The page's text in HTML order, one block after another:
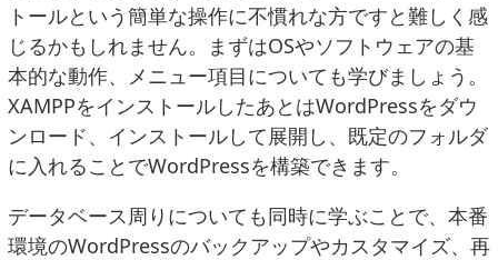
トールという簡単な操作に不慣れな方ですと難しく感
じるかもしれません。まずはOSやソフトウェアの基
本的な動作、メニュー項目についても学びましょう。
XAMPPをインストールしたあとはWordPressをダウ
ンロード、インストールして展開し、既定のフォルダ
に入れることでWordPressを構築できます。
データベース周りについても同時に学ぶことで、本番
環境のWordPressのバックアップやカスタマイズ、再